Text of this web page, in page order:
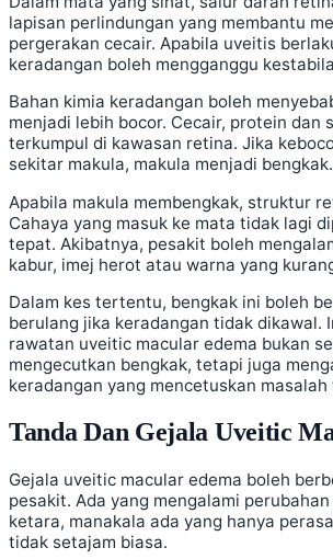
lapisan perlindungan yang membantu
pergerakan cecair. Apabila uveitis
keradangan boleh mengganggu
Bahan kimia keradangan boleh
menjadi lebih bocor. Cecair, protein dan
terkumpul di kawasan retina. Jika
sekitar makula, makula menjadi bengkak.
Apabila makula membengkak, struktur
Cahaya yang masuk ke mata tidak lagi
tepat. Akibatnya, pesakit boleh
kabur, imej herot atau warna yang
Dalam kes tertentu, bengkak ini boleh
berulang jika keradangan tidak dikawal.
rawatan uveitic macular edema bukan
mengecutkan bengkak, tetapi juga
keradangan yang mencetuskan
Tanda Dan Gejala Uveitic
Gejala uveitic macular edema boleh
pesakit. Ada yang mengalami
ketara, manakala ada yang hanya
tidak setajam biasa.